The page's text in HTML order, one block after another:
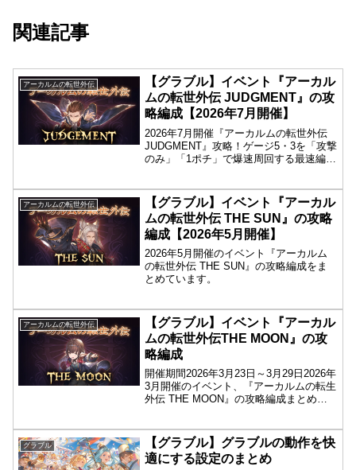
関連記事
アーカルムの転世外伝
【グラブル】イベント『アーカル
ムの転世外伝 JUDGMENT』の攻
略編成【2026年7月開催】
2026年7月開催『アーカルムの転世外伝
JUDGMENT』攻略！ゲージ5・3を「攻撃
のみ」「1ポチ」で爆速周回する最速編成
率で外伝報酬を全回収するためのバイブ
ルです！
アーカルムの転世外伝
【グラブル】イベント『アーカル
ムの転世外伝 THE SUN』の攻略
編成【2026年5月開催】
2026年5月開催のイベント『アーカルム
の転世外伝 THE SUN』の攻略編成をま
とめています。
アーカルムの転世外伝
【グラブル】イベント『アーカル
ムの転世外伝THE MOON』の攻
略編成
開催期間2026年3月23日～3月29日2026年
3月開催のイベント、『アーカルムの転生
外伝 THE MOON』の攻略編成まとめで
ブ枠ヴァイキング××××リミパー××...
グラブル
【グラブル】グラブルの動作を快
適にする設定のまとめ